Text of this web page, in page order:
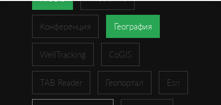
Конференция География
WellTracking CoGIS
TAB Reader Геопортал Esri